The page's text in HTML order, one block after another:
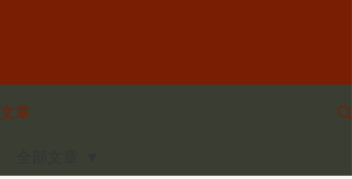
文章